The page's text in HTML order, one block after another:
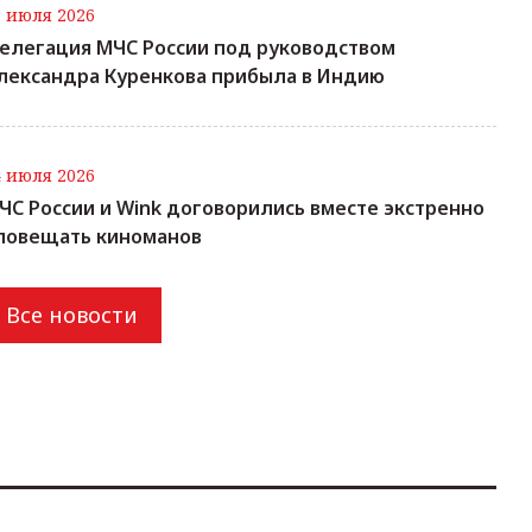
июля 2026
МЧС России под руководством
Куренкова прибыла в Индию
июля 2026
России и Wink договорились вместе экстренно
киноманов
Все новости